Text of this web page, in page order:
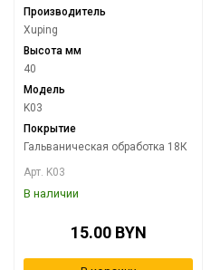
Производитель
Xuping
Высота мм
40
Модель
K03
Покрытие
Гальваническая обработка 18К
Арт. K03
В наличии
15.00 BYN